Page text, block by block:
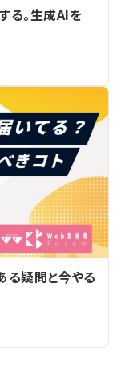
る。生成AIを
る疑問と今やる